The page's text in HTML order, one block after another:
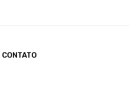
CONTATO